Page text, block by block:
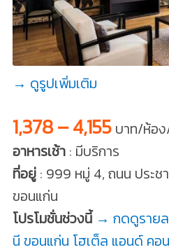
→ ดูรูปเพิ่มเติม
1,378 – 4,155บาท/ห้อ
อาหารเช้า: มีบริการ
ที่อยู่: 999 หมู่ 4, ถนน ประช
ขอนแก่น
โปรโมชั่นช่วงนี้ → กดดูรายล
นี ขอนแก่น โฮเต็ล แอนด์ คอ